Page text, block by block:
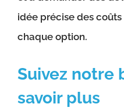
idée précise des
chaque option.
Suivez notre
savoir plus